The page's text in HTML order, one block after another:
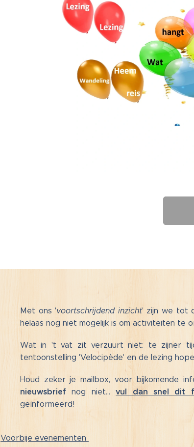
Met ons 'voortschrijdend inzicht' zijn we tot
helaas nog niet mogelijk is om activiteiten te
Wat in 't vat zit verzuurt niet: te zijner
tentoonstelling 'Velocipède' en de lezing
Houd zeker je mailbox, voor bijkomende
nieuwsbrief nog niet...vul dan snel dit
geïnformeerd!
Voorbije evenementen